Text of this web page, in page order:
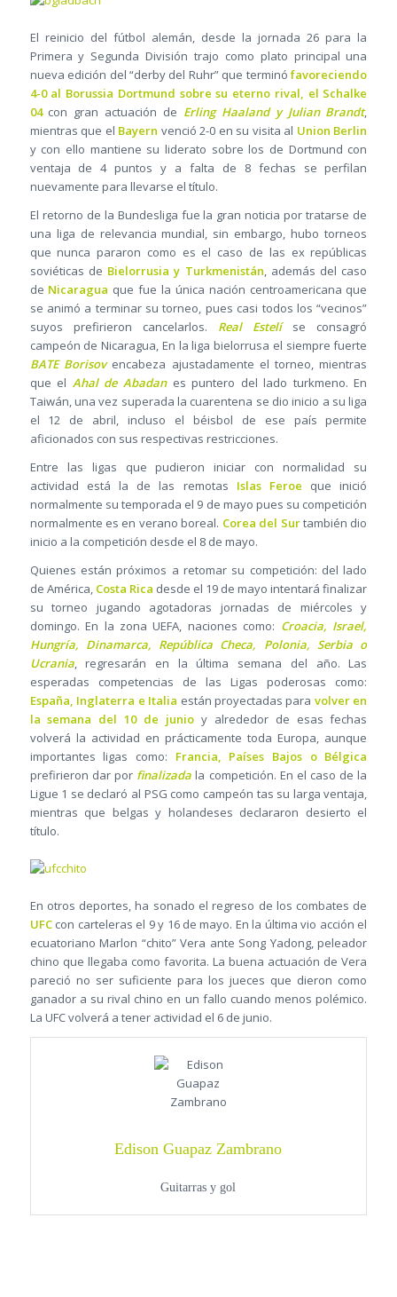
El reinicio del fútbol alemán, desde la jornada 26 para la
Primera y Segunda División trajo como plato principal una
nueva edición del “derby del Ruhr” que terminófavoreciendo
4-0 al Borussia Dortmund sobre su eterno rival, el Schalke
04con gran actuación de Erling Haaland y Julian Brandt,
mientras que el Bayern venció 2-0 en su visita al Union Berlin
y con ello mantiene su liderato sobre los de Dortmund con
ventaja de 4 puntos y a falta de 8 fechas se perfilan
nuevamente para llevarse el título.
El retorno de la Bundesliga fue la gran noticia por tratarse de
una liga de relevancia mundial, sin embargo, hubo torneos
que nunca pararon como es el caso de las ex repúblicas
soviéticas de Bielorrusia y Turkmenistán, además del caso
de Nicaragua que fue la única nación centroamericana que
se animó a terminar su torneo, pues casi todos los “vecinos”
suyos prefirieron cancelarlos. Real Estelí
se consagró
campeón de Nicaragua, En la liga bielorrusa el siempre fuerte
BATE Borisovencabeza ajustadamente el torneo, mientras
que el Ahal de Abadanes puntero del lado turkmeno. En
Taiwán, una vez superada la cuarentena se dio inicio a su liga
el 12 de abril, incluso el béisbol de ese país permite
aficionados con sus respectivas restricciones.
Entre las ligas que pudieron iniciar con normalidad su
actividad está la de las remotas Islas Feroe que inició
normalmente su temporada el 9 de mayo pues su competición
normalmente es en verano boreal. Corea del Surtambién dio
inicio a la competición desde el 8 de mayo.
Quienes están próximos a retomar su competición: del lado
de América, Costa Rica desde el 19 de mayo intentará finalizar
su torneo jugando agotadoras jornadas de miércoles y
domingo. En la zona UEFA, naciones como: Croacia, Israel,
Hungría, Dinamarca, República Checa, Polonia, Serbia o
Ucrania, regresarán en la última semana del año. Las
esperadas competencias de las Ligas poderosas como:
España, Inglaterra e Italia están proyectadas para volver en
la semana del 10 de junio y alrededor de esas fechas
volverá la actividad en prácticamente toda Europa, aunque
importantes ligas como: Francia, Países Bajos o Bélgica
prefirieron dar por finalizada la competición. En el caso de la
Ligue 1 se declaró al PSG como campeón tas su larga ventaja,
mientras que belgas y holandeses declararon desierto el
título.
En otros deportes, ha sonado el regreso de los combates de
UFCcon carteleras el 9 y 16 de mayo. En la última vio acción el
ecuatoriano Marlon “chito” Vera ante Song Yadong, peleador
chino que llegaba como favorita. La buena actuación de Vera
pareció no ser suficiente para los jueces que dieron como
ganador a su rival chino en un fallo cuando menos polémico.
La UFC volverá a tener actividad el 6 de junio.
Edison Guapaz Zambrano
Guitarras y gol